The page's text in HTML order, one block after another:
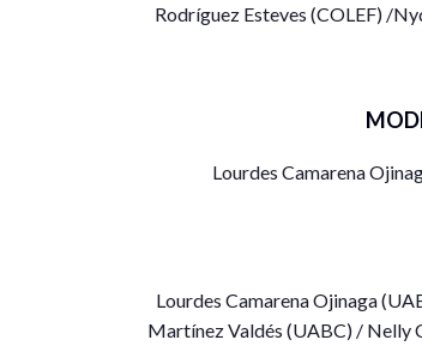
Rodríguez Esteves (COLEF) /
Lourdes Camarena
Lourdes Camarena Ojinaga
Martínez Valdés (UABC) / Nelly